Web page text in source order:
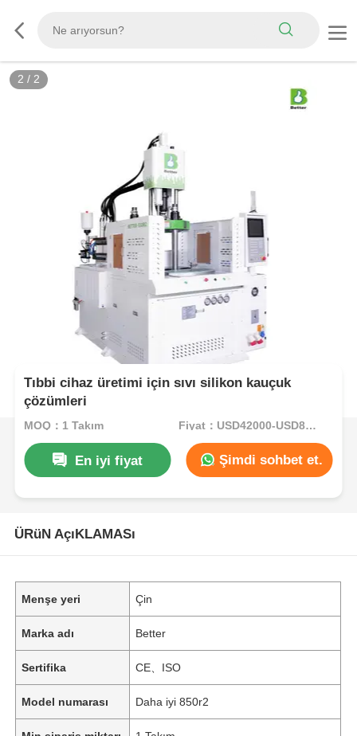
2 / 2
Tıbbi cihaz üretimi için sıvı silikon kauçuk
çözümleri
MOQ：1 Takım Fiyat：USD42000-USD82000per set
En iyi fiyat Şimdi sohbet et.
ÜRüN AçıKLAMASı
Menşe yeri Çin
Marka adı Better
Sertifika CE、ISO
Model numarası Daha iyi 850r2